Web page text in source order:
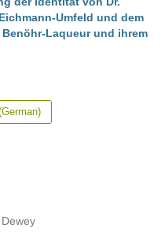
Umfeld und dem
Laqueur und ihrem